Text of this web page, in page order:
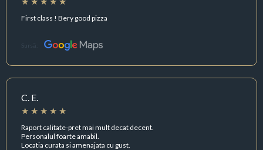
First class ! Bery good pizza
Sursă:
C. E.
Raport calitate-pret mai mult decat decent.
Personalul foarte amabil.
Locatia curata si amenajata cu gust.